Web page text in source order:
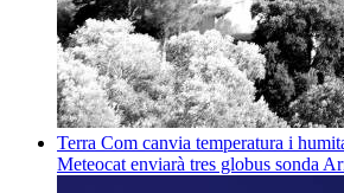
Terra Com canvia temperatura i
Meteocat enviarà tres globus sonda